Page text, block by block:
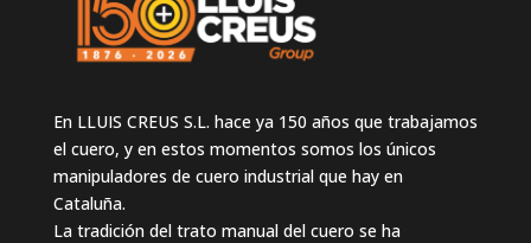
En LLUIS CREUS S.L. hace ya 150 años que trabajamos
el cuero, y en estos momentos somos los únicos
manipuladores de cuero industrial que hay en
Cataluña.
La tradición del trato manual del cuero se ha